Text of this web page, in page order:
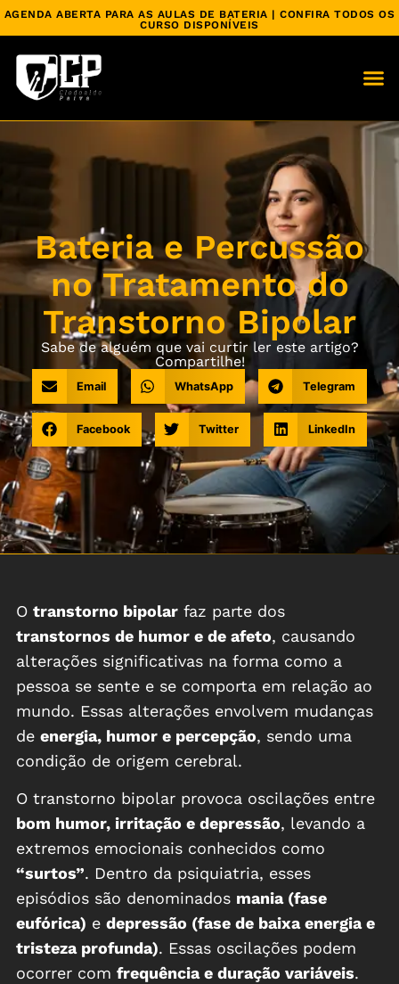
AGENDA ABERTA PARA AS AULAS DE BATERIA | CONFIRA TODOS OS
CURSO DISPONÍVEIS
Bateria e Percussão
no Tratamento do
Transtorno Bipolar
Sabe de alguém que vai curtir ler este artigo?
Compartilhe!
Email WhatsApp Telegram
Facebook Twitter LinkedIn
O transtorno bipolar faz parte dos
transtornos de humor e de afeto, causando
alterações significativas na forma como a
pessoa se sente e se comporta em relação ao
mundo. Essas alterações envolvem mudanças
de energia, humor e percepção, sendo uma
condição de origem cerebral.
O transtorno bipolar provoca oscilações entre
bom humor, irritação e depressão, levando a
extremos emocionais conhecidos como
“surtos”. Dentro da psiquiatria, esses
episódios são denominados mania (fase
eufórica) e depressão (fase de baixa energia e
tristeza profunda). Essas oscilações podem
ocorrer com frequência e duração variáveis.